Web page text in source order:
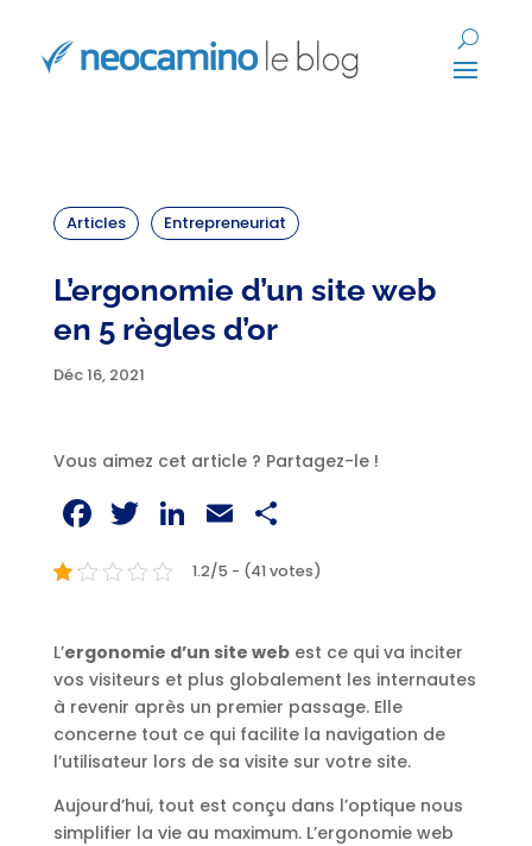
Articles Entrepreneuriat
L’ergonomie d’un site web
en 5 règles d’or
Déc 16, 2021
Vous aimez cet article ? Partagez-le !
Facebook
Twitter
LinkedIn
Email
1.2/5 - (41 votes)
L’ergonomie d’un site webest ce qui va inciter
vos visiteurs et plus globalement les internautes
à revenir après un premier passage. Elle
concerne tout ce qui facilite la navigation de
l’utilisateur lors de sa visite sur votre site.
Aujourd’hui, tout est conçu dans l’optique nous
simplifier la vie au maximum. L’ergonomie web